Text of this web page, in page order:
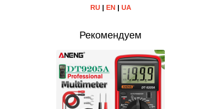
RU| EN| UA
Рекомендуем